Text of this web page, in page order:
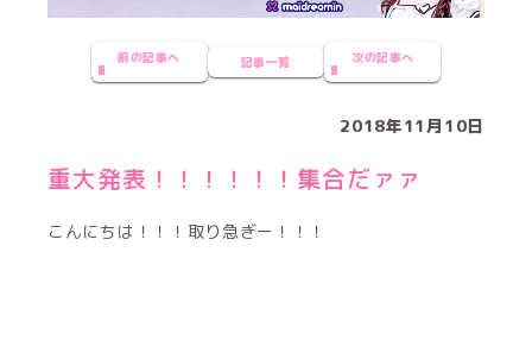
前の記事へ 記事一覧 次の記事へ
2018年11月10日
重大発表！！！！！！集合だァァ
こんにちは！！！取り急ぎー！！！